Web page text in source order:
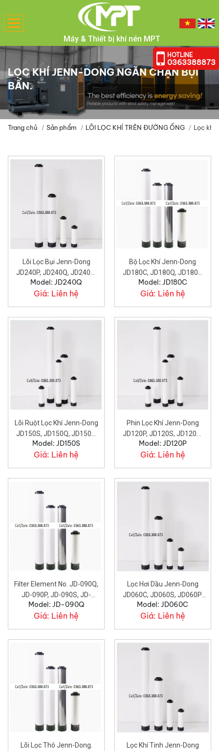
HOTLINE
0363388873
Toggle
navigation
Máy & Thiết bị khí nén MPT
LỌC KHÍ JENN-DONG NGĂN CHẶN BỤI
BẨN.
Trang chủ Sản phẩm LÕI LỌC KHÍ TRÊN ĐƯỜNG ỐNG Lọc khí
Lõi Lọc Bụi Jenn-Dong
JD240P, JD240Q, JD240S,
JD240C.
Model: JD240Q
Giá: Liên hệ
Bộ Lọc Khí Jenn-Dong
JD180C, JD180Q, JD180P,
JD180S.
Model: JD180C
Giá: Liên hệ
Lõi Ruột Lọc Khí Jenn-Dong
JD150S, JD150Q, JD150P,
JD150C.
Model: JD150S
Giá: Liên hệ
Phin Lọc Khí Jenn-Dong
JD120P, JD120S, JD120Q,
JD120C.
Model: JD120P
Giá: Liên hệ
Filter Element No. JD-090Q,
JD-090P, JD-090S, JD-
090C.
Model: JD-090Q
Giá: Liên hệ
Lọc Hơi Dầu Jenn-Dong
JD060C, JD060S, JD060P,
JD060H.
Model: JD060C
Giá: Liên hệ
Lõi Lọc Thô Jenn-Dong.
Lọc Khí Tinh Jenn-Dong